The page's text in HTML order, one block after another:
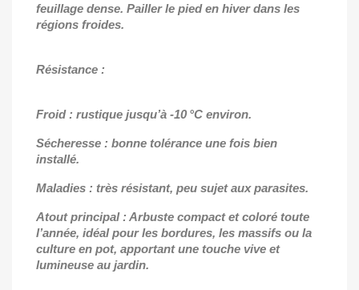
feuillage dense. Pailler le pied en hiver dans les
régions froides.
Résistance :
Froid : rustique jusqu’à -10 °C environ.
Sécheresse : bonne tolérance une fois bien
installé.
Maladies : très résistant, peu sujet aux parasites.
Atout principal : Arbuste compact et coloré toute
l’année, idéal pour les bordures, les massifs ou la
culture en pot, apportant une touche vive et
lumineuse au jardin.